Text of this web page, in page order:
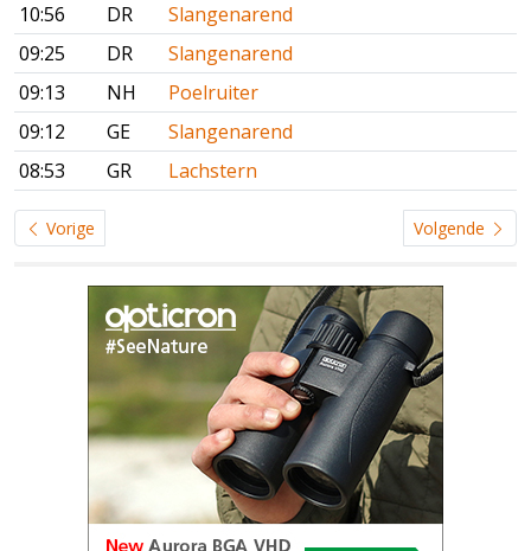
10:56
DR
Slangenarend
09:25
DR
Slangenarend
09:13
NH
Poelruiter
09:12
GE
Slangenarend
08:53
GR Lachstern
Vorige Volgende